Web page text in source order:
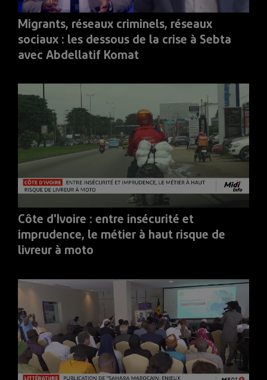
Migrants, réseaux criminels, réseaux
sociaux : les dessous de la crise à Sebta
avec Abdellatif Komat
Côte d'Ivoire : entre insécurité et
imprudence, le métier à haut risque de
livreur à moto